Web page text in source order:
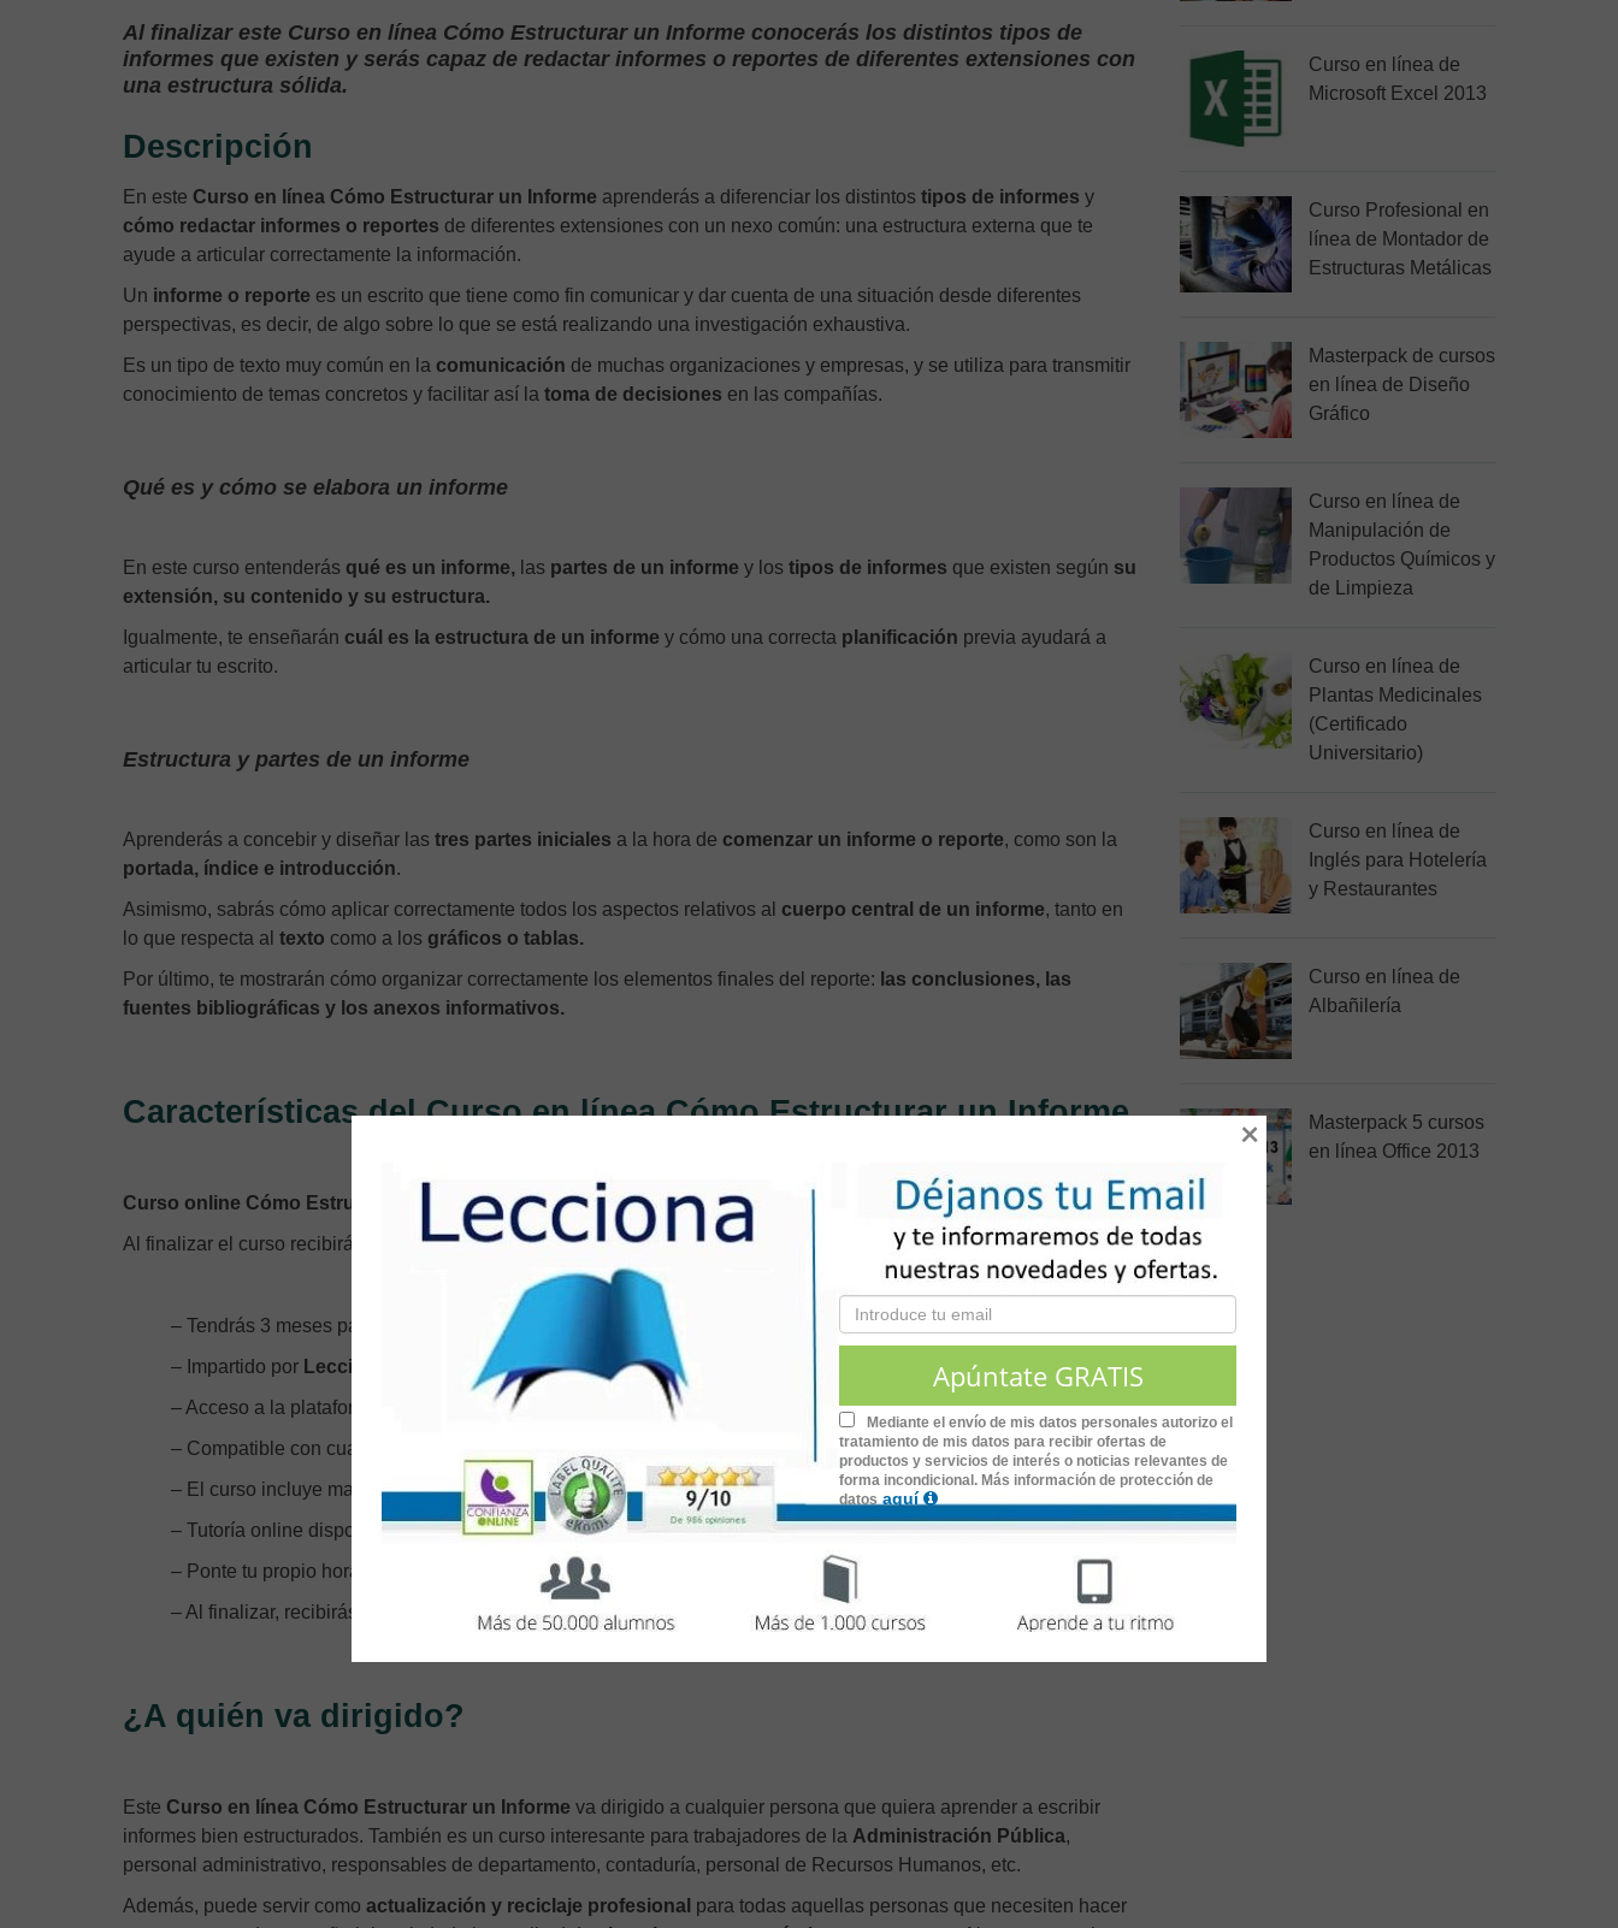
Al finalizar este Curso en línea Cómo Estructurar un Informe conocerás los distintos tipos de
informes que existen y serás capaz de redactar informes o reportes de diferentes extensiones con
una estructura sólida.
Descripción
En este Curso en línea Cómo Estructurar un Informe aprenderás a diferenciar los distintos tipos de informes y
cómo redactar informes o reportes de diferentes extensiones con un nexo común: una estructura externa que te
ayude a articular correctamente la información.
Un informe o reporte es un escrito que tiene como fin comunicar y dar cuenta de una situación desde diferentes
perspectivas, es decir, de algo sobre lo que se está realizando una investigación exhaustiva.
Es un tipo de texto muy común en la comunicación de muchas organizaciones y empresas, y se utiliza para transmitir
conocimiento de temas concretos y facilitar así la toma de decisiones en las compañías.
Qué es y cómo se elabora un informe
En este curso entenderás qué es un informe, las partes de un informe y los tipos de informes que existen según su
extensión, su contenido y su estructura.
Igualmente, te enseñarán cuál es la estructura de un informe y cómo una correcta planificación previa ayudará a
articular tu escrito.
Estructura y partes de un informe
Aprenderás a concebir y diseñar las tres partes iniciales a la hora de comenzar un informe o reporte, como son la
portada, índice e introducción.
Asimismo, sabrás cómo aplicar correctamente todos los aspectos relativos al cuerpo central de un informe, tanto en
lo que respecta al texto como a los gráficos o tablas.
Por último, te mostrarán cómo organizar correctamente los elementos finales del reporte: las conclusiones, las
fuentes bibliográficas y los anexos informativos.
Características del Curso en línea Cómo Estructurar un Informe
Curso online Cómo Estructurar un Informe,de 10 horas de duración.
Al finalizar el curso recibirás un Certificado Acreditativo.
– Tendrás 3 meses para completar el curso.
– Impartido por Lecciona México.
– Acceso a la plataforma de teleformación durante 24 horas al día, 7 días a la semana.
– Compatible con cualquier sistema operativo y dispositivo móvil.
– El curso incluye material en pdf, ejemplos y ejercicios prácticos.
– Tutoría online disponible.
– Ponte tu propio horario ya que el curso es online.
– Al finalizar, recibirás tu Certificación Acreditativa verificable en:
www.lecciona.com/certificados
¿A quién va dirigido?
Este Curso en línea Cómo Estructurar un Informe va dirigido a cualquier persona que quiera aprender a escribir
informes bien estructurados. También es un curso interesante para trabajadores de la Administración Pública,
personal administrativo, responsables de departamento, contaduría, personal de Recursos Humanos, etc.
Además, puede servir como actualización y reciclaje profesional para todas aquellas personas que necesiten hacer
Curso en línea de
Microsoft Excel 2013
Curso Profesional en
línea de Montador de
Estructuras Metálicas
Masterpack de cursos
en línea de Diseño
Gráfico
Curso en línea de
Manipulación de
Productos Químicos y
de Limpieza
Curso en línea de
Plantas Medicinales
(Certificado
Universitario)
Curso en línea de
Inglés para Hotelería
y Restaurantes
Curso en línea de
Albañilería
Masterpack 5 cursos
en línea Office 2013
Mediante el envío de mis datos personales autorizo el
tratamiento de mis datos para recibir ofertas de
productos y servicios de interés o noticias relevantes de
forma incondicional. Más información de protección de
datos aquí
×